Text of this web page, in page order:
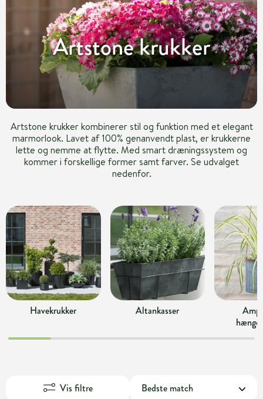
Artstone krukker
Artstone krukker kombinerer stil og funktion med et elegant
marmorlook. Lavet af 100% genanvendt plast, er krukkerne
lette og nemme at flytte. Med smart dræningssystem og
kommer i forskellige former samt farver. Se udvalget
nedenfor.
Havekrukker Altankasser
Vis filtre